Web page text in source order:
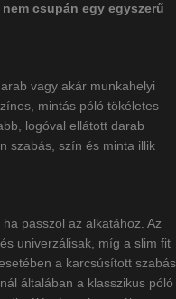
csupán egy egyszerű
vagy akár munkahelyi
mintás póló tökéletes
logóval ellátott darab
szabás, szín és minta illik
passzol az alkatához. Az
univerzálisak, míg a slim fit
a karcsúsított szabás
általában a klasszikus póló